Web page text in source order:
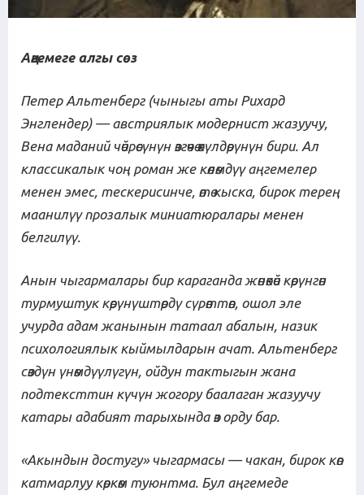
Аңгемеге алгы сөз
Петер Альтенберг (чыныгы аты Рихард
Энглендер) — австриялык модернист жазуучу,
Вена маданий чөйрөсүнүн өзгөчө өкүлдөрүнүн бири. Ал
классикалык чоң роман же көлөмдүү аңгемелер
менен эмес, тескерисинче, өтө кыска, бирок терең
маанилүү прозалык миниатюралары менен
белгилүү.
Анын чыгармалары бир караганда жөнөкөй көрүнгөн
турмуштук көрүнүштөрдү сүрөттөп, ошол эле
учурда адам жанынын татаал абалын, назик
психологиялык кыймылдарын ачат. Альтенберг
сөздүн үнөмдүүлүгүн, ойдун тактыгын жана
подтексттин күчүн жогору баалаган жазуучу
катары адабият тарыхында өз ордубар.
«Акындын достугу» чыгармасы — чакан, бирок көп
катмарлуу көркөм туюнтма. Бул аңгемеде